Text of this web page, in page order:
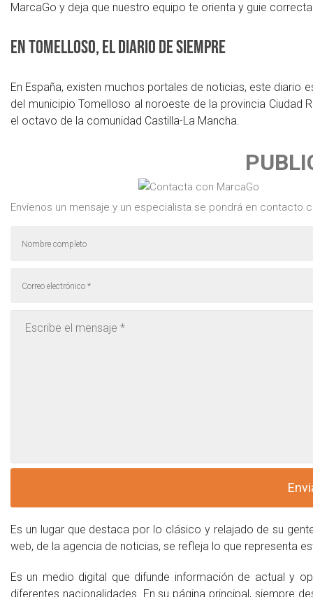
MarcaGo y deja que nuestro equipo te orienta y guie
En Tomelloso, el diario de siempre
En España, existen muchos portales de noticias, este diario
del municipio Tomelloso al noroeste de la provincia Ciudad
el octavo de la comunidad Castilla-La Mancha.
Envíenos un mensaje y un especialista se pondrá en contacto
Es un lugar que destaca por lo clásico y relajado de su
web, de la agencia de noticias, se refleja lo que representa
Es un medio digital que difunde información de actual y
diferentes nacionalidades. En su página principal, siempre